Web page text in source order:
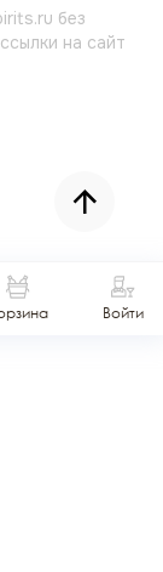
без
на сайт
Войти